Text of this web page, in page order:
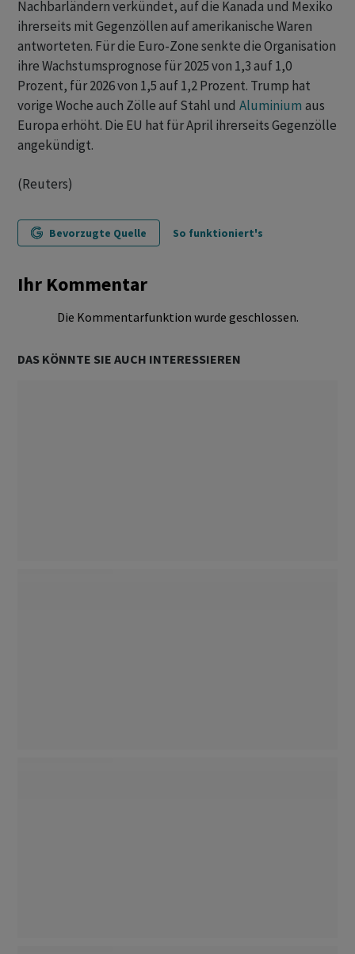
Nachbarländern verkündet, auf die Kanada und Mexiko
ihrerseits mit Gegenzöllen auf amerikanische Waren
antworteten. Für die Euro-Zone senkte die Organisation
ihre Wachstumsprognose für 2025 von 1,3 auf 1,0
Prozent, für 2026 von 1,5 auf 1,2 Prozent. Trump hat
vorige Woche auch Zölle auf Stahl und Aluminium aus
Europa erhöht. Die EU hat für April ihrerseits Gegenzölle
angekündigt.
(Reuters)
Bevorzugte Quelle So funktioniert's
Ihr Kommentar
Die Kommentarfunktion wurde geschlossen.
DAS KÖNNTE SIE AUCH INTERESSIEREN